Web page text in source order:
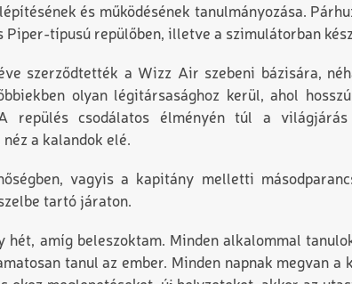
és működésének tanulmányozása.
Piper-típusú repülőben, illetve a szimulátorban
szerződtették a Wizz Air szebeni bázisára,
olyan légitársasághoz kerül, ahol
repülés csodálatos élményén túl a
a kalandok elé.
vagyis a kapitány melletti
tartó járaton.
hét, amíg beleszoktam. Minden alkalommal
tanul az ember. Minden napnak megvan